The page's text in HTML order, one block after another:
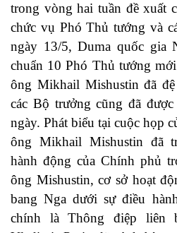
trong vòng hai tuần đề xuất
chức vụ Phó Thủ tướng và
ngày 13/5, Duma quốc gia
chuẩn 10 Phó Thủ tướng
ông Mikhail Mishustin đã
các Bộ trưởng cũng đã
ngày. Phát biểu tại cuộc họp
ông Mikhail Mishustin đã
hành động của Chính phủ
ông Mishustin, cơ sở hoạt
bang Nga dưới sự điều
chính là Thông điệp liên